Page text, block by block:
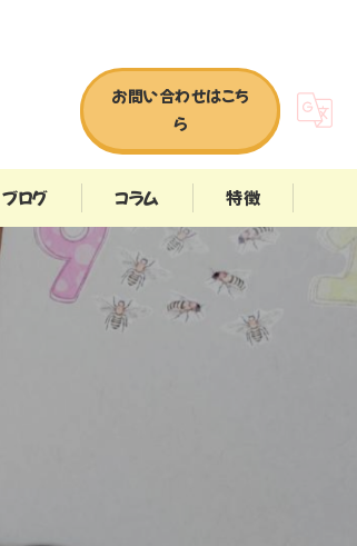
お問い合わせはこち
ら
ブログ コラム 特徴
英語
子ども英語